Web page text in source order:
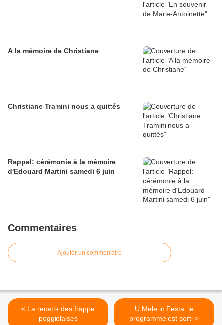
A la mémoire de Christiane
Christiane Tramini nous a quittés
Rappel: cérémonie à la mémoire
d'Edouard Martini samedi 6 juin
Commentaires
Ajouter un commentaire
< La recette des frappe
poggiolaises
U Mele in Festa: le
programme est sorti >